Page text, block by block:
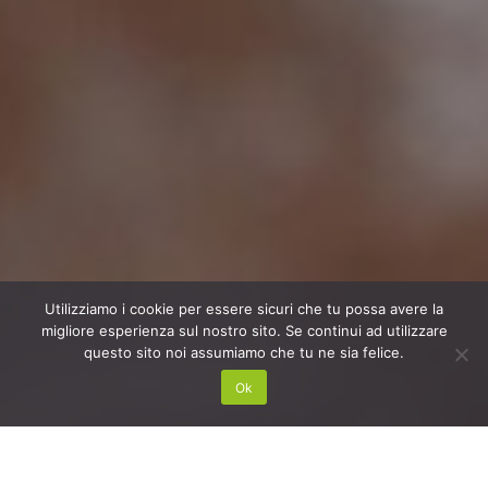
Utilizziamo i cookie per essere sicuri che tu possa avere la
migliore esperienza sul nostro sito. Se continui ad utilizzare
questo sito noi assumiamo che tu ne sia felice.
Ok